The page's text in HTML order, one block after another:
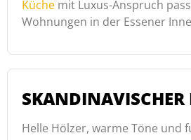
Küche mit Luxus-Anspruch
Wohnungen in der Essener
SKANDINAVISCHER
Helle Hölzer, warme Töne und